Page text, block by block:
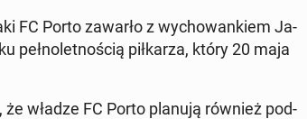
FC Porto zawarło z wy­cho­wan­kiem Ja­
peł­no­let­no­ścią pił­ka­rza, który 20 maja
władze FC Porto planują również pod­